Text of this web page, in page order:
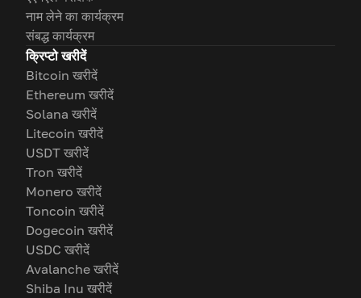
नाम लेने का कार्यक्रम
संबद्ध कार्यक्रम
क्रिप्टो खरीदें
Bitcoin खरीदें
Ethereum खरीदें
Solana खरीदें
Litecoin खरीदें
USDT खरीदें
Tron खरीदें
Monero खरीदें
Toncoin खरीदें
Dogecoin खरीदें
USDC खरीदें
Avalanche खरीदें
Shiba Inu खरीदें